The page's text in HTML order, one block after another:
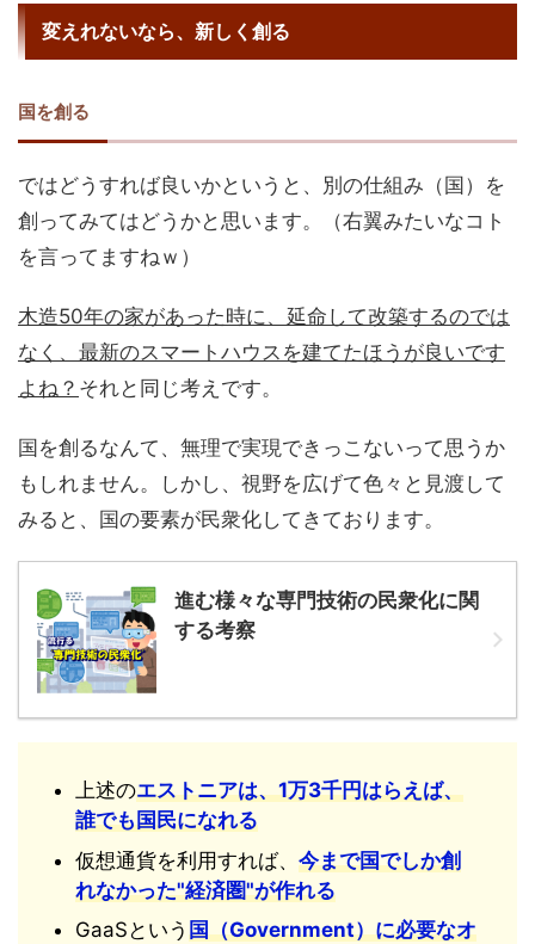
変えれないなら、新しく創る
国を創る
ではどうすれば良いかというと、別の仕組み（国）を
創ってみてはどうかと思います。（右翼みたいなコト
を言ってますねｗ）
木造50年の家があった時に、延命して改築するのでは
なく、最新のスマートハウスを建てたほうが良いです
よね？ それと同じ考えです。
国を創るなんて、無理で実現できっこないって思うか
もしれません。しかし、視野を広げて色々と見渡して
みると、国の要素が民衆化してきております。
進む様々な専門技術の民衆化に関
する考察
上述のエストニアは、1万3千円はらえば、
誰でも国民になれる
仮想通貨を利用すれば、 今まで国でしか創
れなかった"経済圏"が作れる
GaaSという 国（Government）に必要なオ